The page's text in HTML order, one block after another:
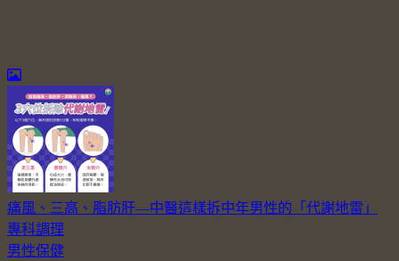
痛風、三高、脂肪肝—中醫這樣拆中年男性的「代謝地雷」
專科調理
男性保健